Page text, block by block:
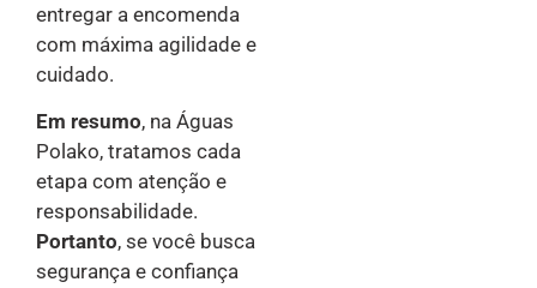
entregar a encomenda
com máxima agilidade e
cuidado.
Em resumo, na Águas
Polako, tratamos cada
etapa com atenção e
responsabilidade.
Portanto, se você busca
segurança e confiança